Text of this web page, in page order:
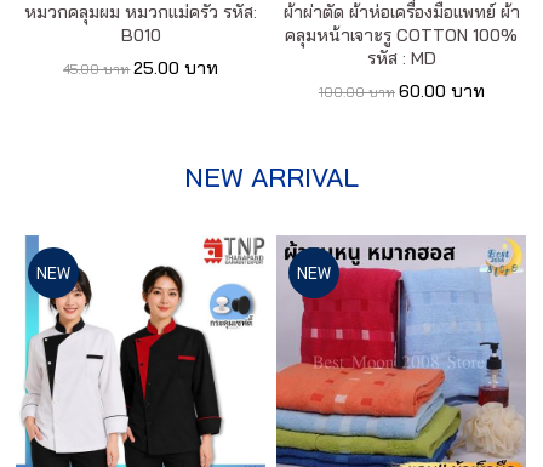
หมวกคลุมผม หมวกแม่ครัว รหัส:
B010
45.00 บาท 25.00 บาท
ผ้าผ่าตัด ผ้าห่อเครื่องมือแพทย์ ผ้า
คลุมหน้าเจาะรู COTTON 100%
รหัส : MD
100.00 บาท 60.00 บาท
NEW ARRIVAL
NEW NEW